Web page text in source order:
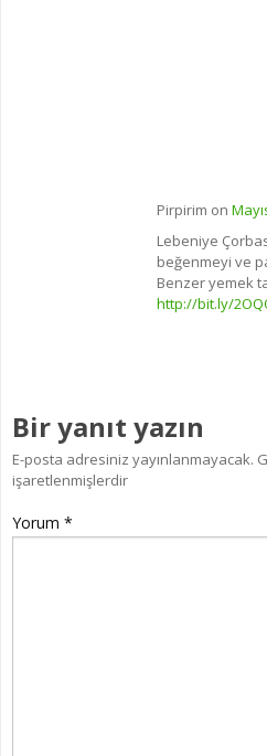
Pirpirim on
Lebeniye
beğenmeyi ve
Benzer yemek
http://bit.ly/
Bir yanıt yazın
E-posta adresiniz yayınlanmayacak.
işaretlenmişlerdir
Yorum *